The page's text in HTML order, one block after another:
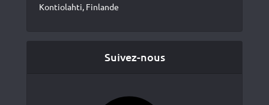
Kontiolahti, Finlande
Suivez-nous